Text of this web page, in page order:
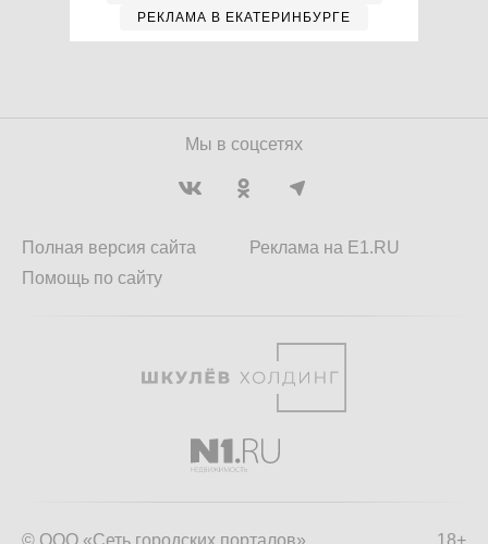
РЕКЛАМА В ЕКАТЕРИНБУРГЕ
Мы в соцсетях
Полная версия сайта
Помощь по сайту
Реклама на E1.RU
18+
© ООО «Сеть городских порталов»